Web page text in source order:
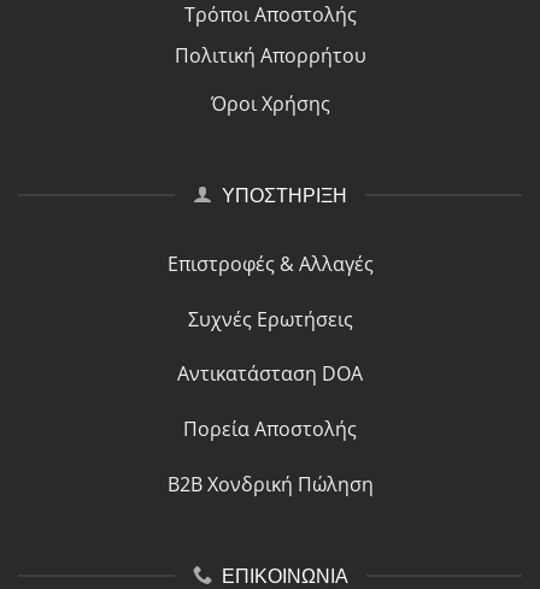
Τρόποι Αποστολής
Πολιτική Απορρήτου
Όροι Χρήσης
ΥΠΟΣΤΗΡΙΞΗ
Επιστροφές & Αλλαγές
Συχνές Ερωτήσεις
Αντικατάσταση DOA
Πορεία Αποστολής
B2B Χονδρική Πώληση
ΕΠΙΚΟΙΝΩΝΙΑ